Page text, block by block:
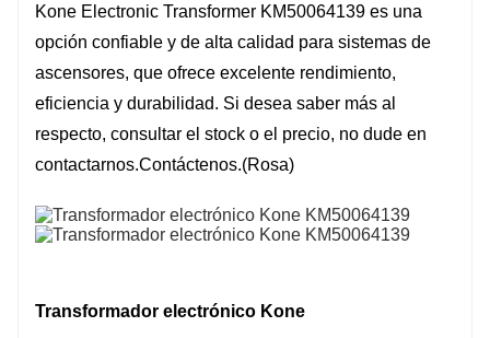
Kone Electronic Transformer KM50064139 es una
opción confiable y de alta calidad para sistemas de
ascensores, que ofrece excelente rendimiento,
eficiencia y durabilidad. Si desea saber más al
respecto, consultar el stock o el precio, no dude en
contactarnos.Contáctenos.(Rosa)
Transformador electrónico Kone